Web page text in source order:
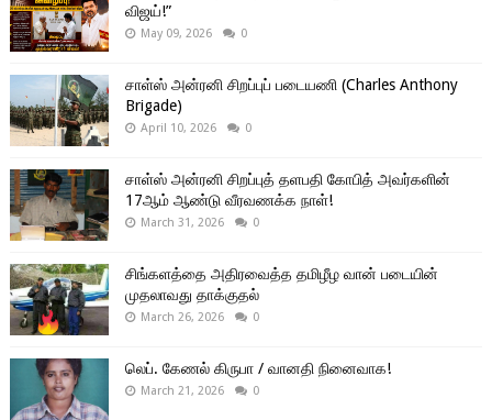
விஜய்!”
May 09, 2026 0
சாள்ஸ் அன்ரனி சிறப்புப் படையணி (Charles Anthony
Brigade)
April 10, 2026 0
சாள்ஸ் அன்ரனி சிறப்புத் தளபதி கோபித் அவர்களின்
17ஆம் ஆண்டு வீரவணக்க நாள்!
March 31, 2026 0
சிங்களத்தை அதிரவைத்த தமிழீழ வான் படையின்
முதலாவது தாக்குதல்
March 26, 2026 0
லெப். கேணல் கிருபா / வானதி நினைவாக!
March 21, 2026 0